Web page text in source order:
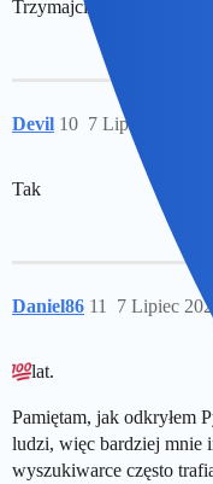
Trzymajcie mnie bo się
Devil 7 Lipiec 2026
10
Tak
Daniel86 7 Lipiec
11
lat.
Pamiętam, jak odkryłem
ludzi, więc bardziej mnie
wyszukiwarce często